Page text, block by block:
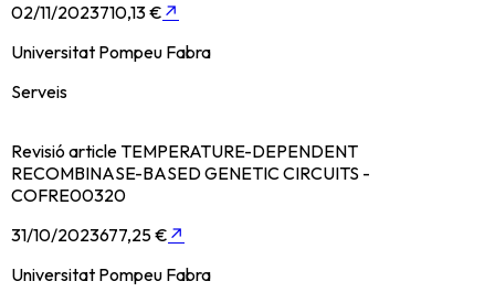
02/11/2023710,13 € ↗
Universitat Pompeu Fabra
Serveis
Revisió article TEMPERATURE-DEPENDENT
RECOMBINASE-BASED GENETIC CIRCUITS -
COFRE00320
31/10/2023677,25 € ↗
Universitat Pompeu Fabra